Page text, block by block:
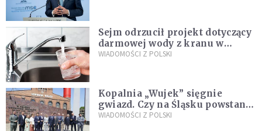
Sejm odrzucił projekt dotyczący
darmowej wody z kranu w
restauracjach
WIADOMOŚCI Z POLSKI
Kopalnia „Wujek” sięgnie
gwiazd. Czy na Śląsku powstanie
„Dolina Krzemowa”?
WIADOMOŚCI Z POLSKI